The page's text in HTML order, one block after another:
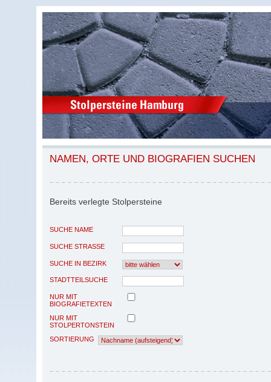
NAMEN, ORTE UND BIOGRAFIEN SUCHEN
Bereits verlegte Stolpersteine
SUCHE NAME
SUCHE STRASSE
SUCHE IN BEZIRK
STADTTEILSUCHE
NUR MIT
BIOGRAFIETEXTEN
NUR MIT
STOLPERTONSTEIN
SORTIERUNG